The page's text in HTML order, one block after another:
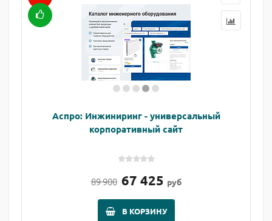
Аспро: Инжиниринг - универсальный
корпоративный сайт
89 900 67 425 руб
В КОРЗИНУ